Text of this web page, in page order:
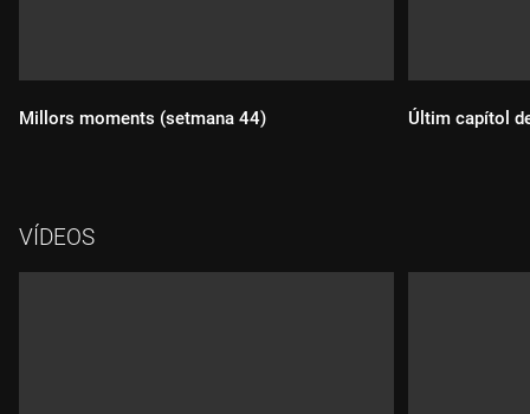
Millors moments (setmana 44) Últim capítol
VÍDEOS